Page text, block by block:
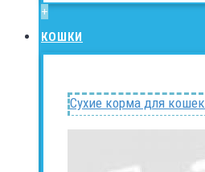
+
КОШКИ
Сухие корма для кошек